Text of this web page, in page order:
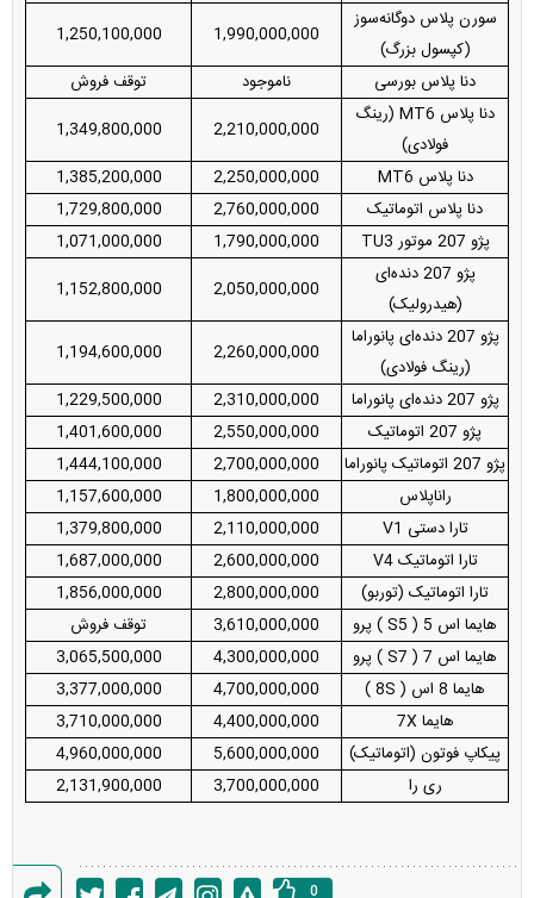
سورن پلاس دوگانه‌سوز
(کپسول بزرگ)
1,990,000,000
1,250,100,000
دنا پلاس بورسی
ناموجود
توقف فروش
دنا پلاس MT6 (رینگ
فولادی)
2,210,000,000
1,349,800,000
دنا پلاس MT6
2,250,000,000
1,385,200,000
دنا پلاس اتوماتیک
2,760,000,000
1,729,800,000
پژو 207 موتور TU3
1,790,000,000
1,071,000,000
پژو 207 دنده‌ای
(هیدرولیک)
2,050,000,000
1,152,800,000
پژو 207 دنده‌ای پانوراما
(رینگ فولادی)
2,260,000,000
1,194,600,000
پژو 207 دنده‌ای پانوراما
2,310,000,000
1,229,500,000
پژو 207 اتوماتیک
2,550,000,000
1,401,600,000
پژو 207 اتوماتیک پانوراما
2,700,000,000
1,444,100,000
راناپلاس
1,800,000,000
1,157,600,000
تارا دستی V1
2,110,000,000
1,379,800,000
تارا اتوماتیک V4
2,600,000,000
1,687,000,000
تارا اتوماتیک (توربو)
2,800,000,000
1,856,000,000
هایما اس 5 ( S5 ) پرو
3,610,000,000
توقف فروش
هایما اس 7 ( S7 ) پرو
4,300,000,000
3,065,500,000
هایما 8 اس ( 8S )
4,700,000,000
3,377,000,000
هایما 7X
4,400,000,000
3,710,000,000
پیکاپ فوتون (اتوماتیک)
5,600,000,000
4,960,000,000
ری را
3,700,000,000
2,131,900,000
0